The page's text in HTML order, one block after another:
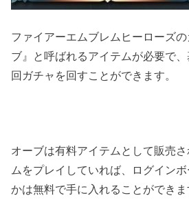
ファイアーエムブレムヒーローズ
ブ』と呼ばれるアイテムが必要で、
回ガチャを回すことができます。
オーブは有料アイテムとして販売
ムをプレイしていれば、ログイン
かは無料で手に入れることができま